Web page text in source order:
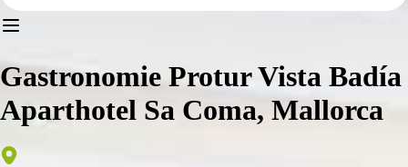
Gastronomie Protur Vista Badía
Aparthotel Sa Coma, Mallorca